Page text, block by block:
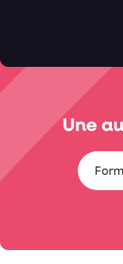
Une